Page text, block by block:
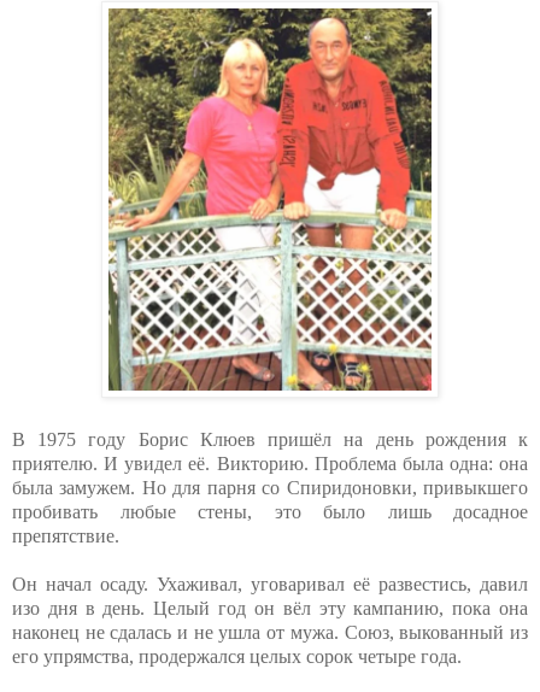
В 1975 году Борис Клюев пришёл на день рождения к
приятелю. И увидел её. Викторию. Проблема была одна: она
была замужем. Но для парня со Спиридоновки, привыкшего
пробивать любые стены, это было лишь досадное
препятствие.
Он начал осаду. Ухаживал, уговаривал её развестись, давил
изо дня в день. Целый год он вёл эту кампанию, пока она
наконец не сдалась и не ушла от мужа. Союз, выкованный из
его упрямства, продержался целых сорок четыре года.